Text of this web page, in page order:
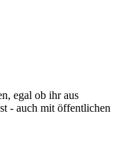
egal ob ihr aus
- auch mit öffentlichen